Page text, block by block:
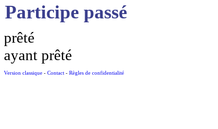
Participe passé
prêté
ayant prêté
Version classique - Contact - Règles de confidentialité